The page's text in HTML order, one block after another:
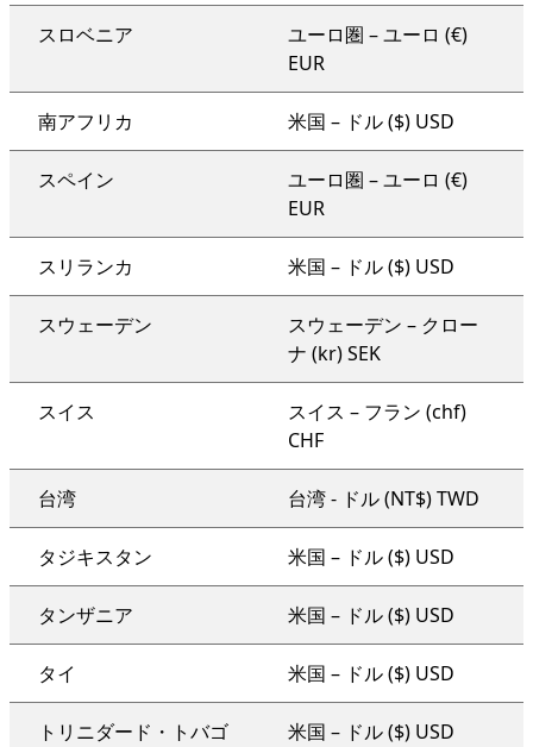
スロベニア
ユーロ圏 – ユーロ (€)
EUR
南アフリカ 米国 – ドル ($) USD
スペイン
ユーロ圏 – ユーロ (€)
EUR
スリランカ 米国 – ドル ($) USD
スウェーデン
スウェーデン – クロー
ナ (kr) SEK
スイス
スイス – フラン (chf)
CHF
台湾 台湾 - ドル (NT$) TWD
タジキスタン 米国 – ドル ($) USD
タンザニア 米国 – ドル ($) USD
タイ 米国 – ドル ($) USD
トリニダード・トバゴ 米国 – ドル ($) USD